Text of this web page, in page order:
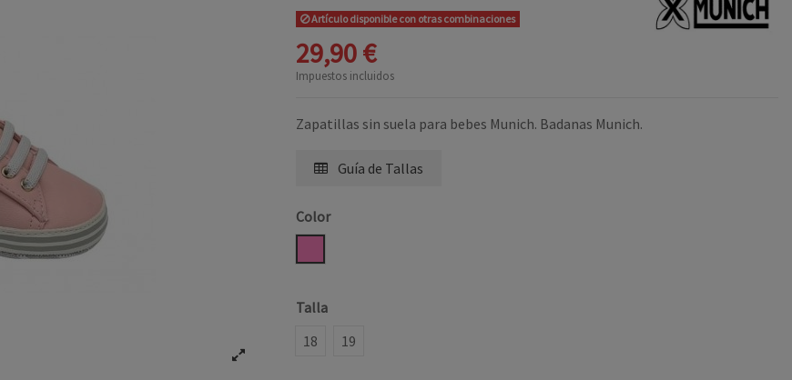
Artículo disponible con otras combinaciones
29,90 €
Impuestos incluidos
Zapatillas sin suela para bebes Munich. Badanas Munich.
Guía de Tallas
Color
Talla
18
19